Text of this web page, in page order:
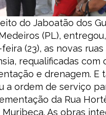
do Jaboatão dos
(PL),
(23), as novas ruas
requalificadas com
e drenagem. E
a ordem de serviço
da Rua
Muribeca. As obras